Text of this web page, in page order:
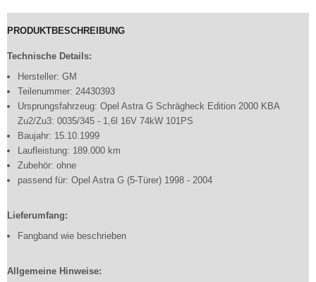
PRODUKTBESCHREIBUNG
Technische Details:
Hersteller: GM
Teilenummer: 24430393
Ursprungsfahrzeug: Opel Astra G Schrägheck Edition 2000 KBA
Zu2/Zu3: 0035/345 - 1,6l 16V 74kW 101PS
Baujahr: 15.10.1999
Laufleistung: 189.000 km
Zubehör: ohne
passend für: Opel Astra G (5-Türer) 1998 - 2004
Lieferumfang:
Fangband wie beschrieben
Allgemeine Hinweise: